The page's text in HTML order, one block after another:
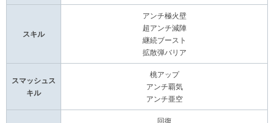
スキル
アンチ極火壁
超アンチ減陣
継続ブースト
拡散弾バリア
スマッシュス
キル
桃アップ
アンチ覇気
アンチ亜空
回復